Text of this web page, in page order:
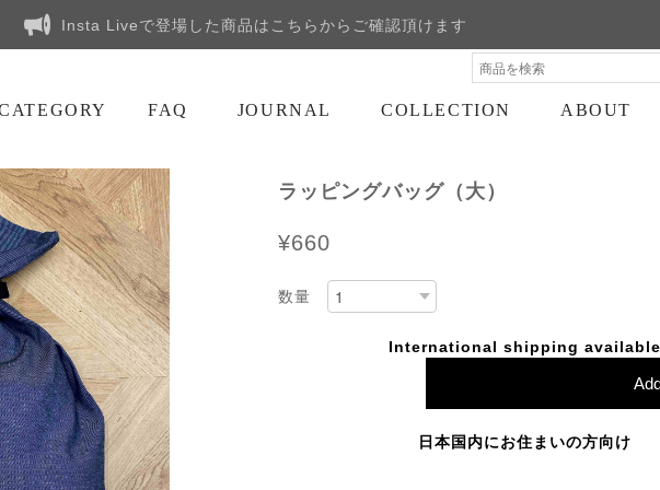
Insta Liveで登場した商品はこちらからご確認頂けます
FAQ JOURNAL COLLECTION ABOUT
ラッピングバッグ（大）
¥660
数量
International shipping available
日本国内にお住まいの方向け